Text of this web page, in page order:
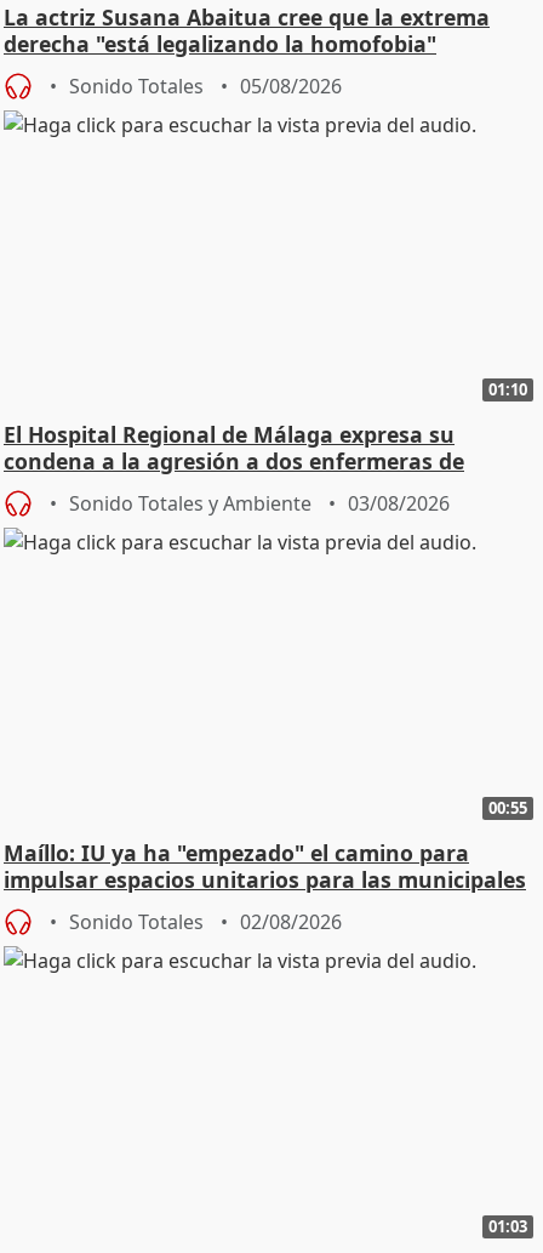
La actriz Susana Abaitua cree que la extrema
derecha "está legalizando la homofobia"
Sonido Totales 05/08/2026
01:10
El Hospital Regional de Málaga expresa su
condena a la agresión a dos enfermeras de
Urgencias
Sonido Totales y Ambiente 03/08/2026
00:55
Maíllo: IU ya ha "empezado" el camino para
impulsar espacios unitarios para las municipales
Sonido Totales 02/08/2026
01:03